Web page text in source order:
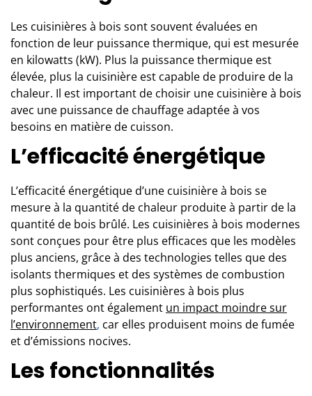
Les cuisinières à bois sont souvent évaluées en
fonction de leur puissance thermique, qui est mesurée
en kilowatts (kW). Plus la puissance thermique est
élevée, plus la cuisinière est capable de produire de la
chaleur. Il est important de choisir une cuisinière à bois
avec une puissance de chauffage adaptée à vos
besoins en matière de cuisson.
L’efficacité énergétique
L’efficacité énergétique d’une cuisinière à bois se
mesure à la quantité de chaleur produite à partir de la
quantité de bois brûlé. Les cuisinières à bois modernes
sont conçues pour être plus efficaces que les modèles
plus anciens, grâce à des technologies telles que des
isolants thermiques et des systèmes de combustion
plus sophistiqués. Les cuisinières à bois plus
performantes ont également un impact moindre sur
l’environnement, car elles produisent moins de fumée
et d’émissions nocives.
Les fonctionnalités